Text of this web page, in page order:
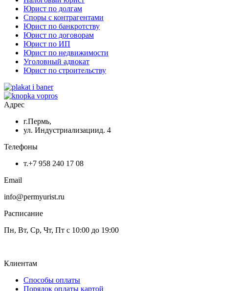
Юрист по долгам
Споры с контрагентами
Юрист по банкротству
Юрист по договорам
Юрист по ИП
Юрист по недвижимости
Уголовный адвокат
Юрист по строительству
Адрес
г.Пермь,
ул. Индустриализациид. 4
Телефоны
т.+7 958 240 17 08
Email
info@permyurist.ru
Расписание
Пн, Вт, Ср, Чт, Пт с 10:00 до 19:00
Клиентам
Способы оплаты
Порядок оплаты картой